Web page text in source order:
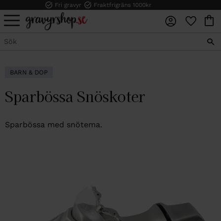
Meny
Fri gravyr Fraktfrigräns 1000kr
BARN & DOP
Sparbössa Snöskoter
Sparbössa med snötema.